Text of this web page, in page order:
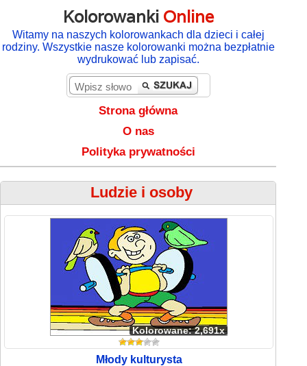
Kolorowanki Online
Witamy na naszych kolorowankach dla dzieci i całej
rodziny. Wszystkie nasze kolorowanki można bezpłatnie
wydrukować lub zapisać.
Strona główna
O nas
Polityka prywatności
Ludzie i osoby
Kolorowane: 2,691x
Młody kulturysta